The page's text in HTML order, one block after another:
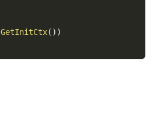
GetInitCtx( ) )